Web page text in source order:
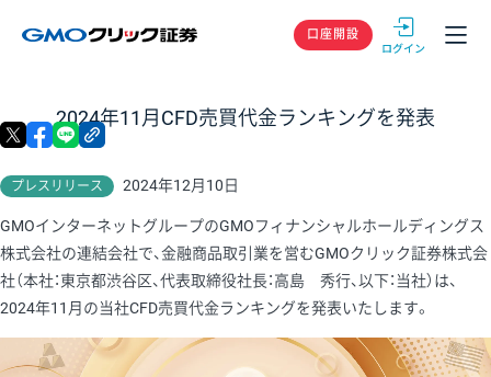
GMOクリック
口座開設
2024年11月CFD売買代金ランキングを発表
プレスリリース 2024年12月10日
X facebook
GMOインターネットグループのGMOフィナンシャルホールディングス
株式会社の連結会社で、金融商品取引業を営むGMOクリック証券株式会
社（本社：東京都渋谷区、代表取締役社長：高島 秀行、以下：当社）は、
2024年11月の当社CFD売買代金ランキングを発表いたします。